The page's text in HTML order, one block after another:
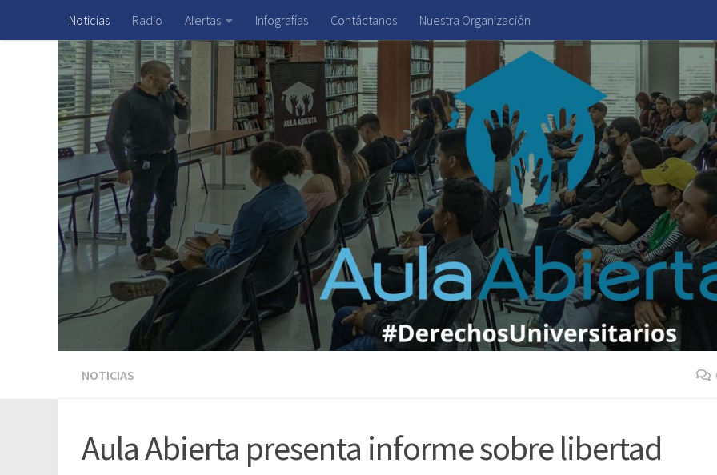
Saltar al contenido
Noticias Radio Alertas Infografías Contáctanos Nuestra Organización
NOTICIAS
Aula Abierta presenta informe sobre libertad